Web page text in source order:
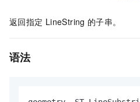
返回指定 LineString 的子串。
语法